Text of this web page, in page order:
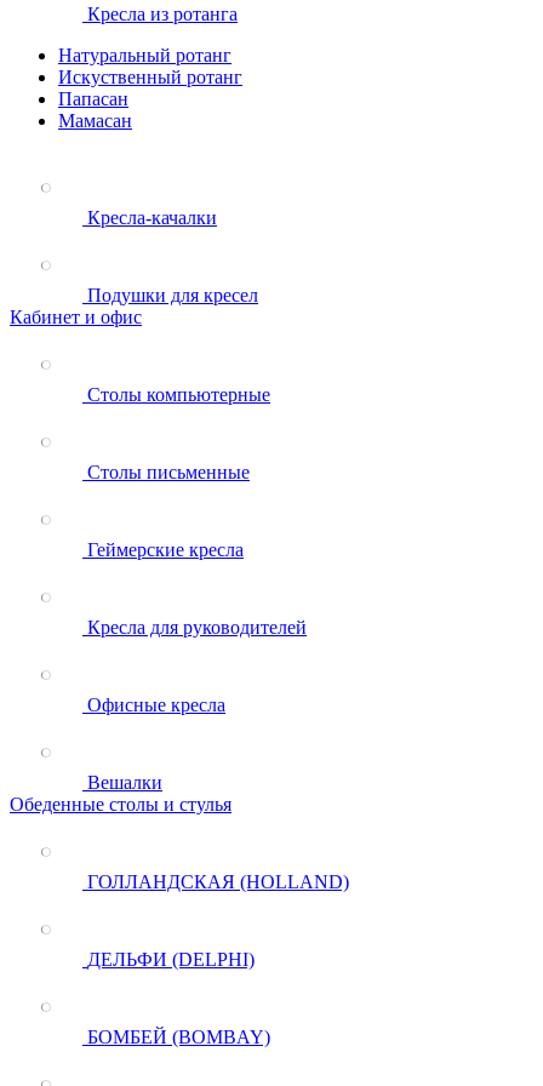
Кресла из ротанга
Натуральный ротанг
Искуственный ротанг
Папасан
Мамасан
Кресла-качалки
Подушки для кресел
Кабинет и офис
Столы компьютерные
Столы письменные
Геймерские кресла
Кресла для руководителей
Офисные кресла
Вешалки
Обеденные столы и стулья
ГОЛЛАНДСКАЯ (HOLLAND)
ДЕЛЬФИ (DELPHI)
БОМБЕЙ (BOMBAY)